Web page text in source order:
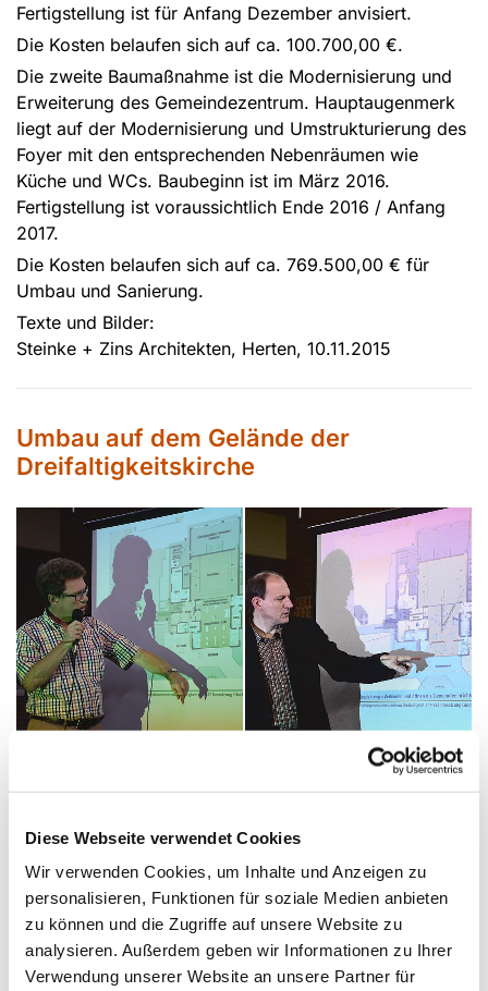
Diese Webseite verwendet Cookies
Wir verwenden Cookies, um Inhalte und Anzeigen zu
personalisieren, Funktionen für soziale Medien anbieten
zu können und die Zugriffe auf unsere Website zu
analysieren. Außerdem geben wir Informationen zu Ihrer
Verwendung unserer Website an unsere Partner für
Fertigstellung ist für Anfang Dezember anvisiert.
Die Kosten belaufen sich auf ca. 100.700,00 €.
Die zweite Baumaßnahme ist die Modernisierung und
Erweiterung des Gemeindezentrum. Hauptaugenmerk
liegt auf der Modernisierung und Umstrukturierung des
Foyer mit den entsprechenden Nebenräumen wie
Küche und WCs. Baubeginn ist im März 2016.
Fertigstellung ist voraussichtlich Ende 2016 / Anfang
2017.
Die Kosten belaufen sich auf ca. 769.500,00 € für
Umbau und Sanierung.
Texte und Bilder:
Steinke + Zins Architekten, Herten, 10.11.2015
Umbau auf dem Gelände der
Dreifaltigkeitskirche
Christian Zimmer
Martin Giesler und Christian Zimmer (beide Pfarrer) die
geplanten Umbauten auf dem Gelände der
Dreifaltigkeitskirche vor.
Ab dem 15.02.2016 ist das Gemeindezentrum
geschlossen. Lediglich das Café TriAngel bleibt
geöffnet.